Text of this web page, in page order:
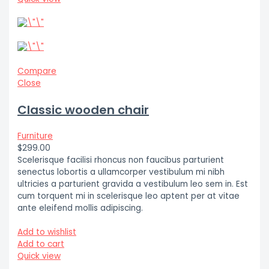
Compare
Close
Classic wooden chair
Furniture
$299.00
Scelerisque facilisi rhoncus non faucibus parturient
senectus lobortis a ullamcorper vestibulum mi nibh
ultricies a parturient gravida a vestibulum leo sem in. Est
cum torquent mi in scelerisque leo aptent per at vitae
ante eleifend mollis adipiscing.
Add to wishlist
Add to cart
Quick view